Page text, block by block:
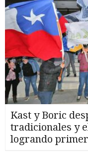
Kast y Boric
tradicionales y
logrando